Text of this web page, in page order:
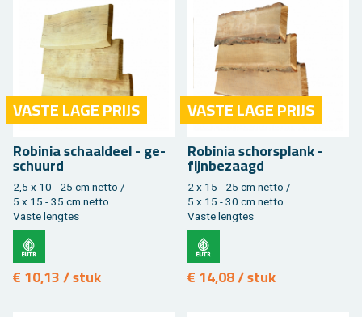
VASTE LAGE PRIJS
Ro­bi­nia schaal­deel - ge­
schuurd
2,5 x 10 - 25 cm netto /
5 x 15 - 35 cm netto
Vaste leng­tes
€ 10,13 / stuk
VASTE LAGE PRIJS
Ro­bi­nia schors­plank -
fijn­be­zaagd
2 x 15 - 25 cm netto /
5 x 15 - 30 cm netto
Vaste leng­tes
€ 14,08 / stuk